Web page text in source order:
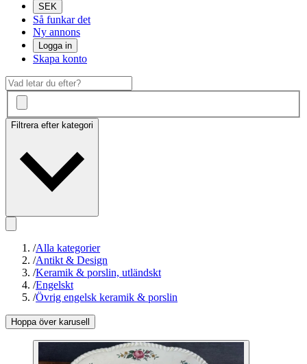
SEK
Så funkar det
Ny annons
Logga in
Skapa konto
Filtrera efter kategori
/Alla kategorier
/Antikt & Design
/Keramik & porslin, utländskt
/Engelskt
/Övrig engelsk keramik & porslin
Hoppa över karusell